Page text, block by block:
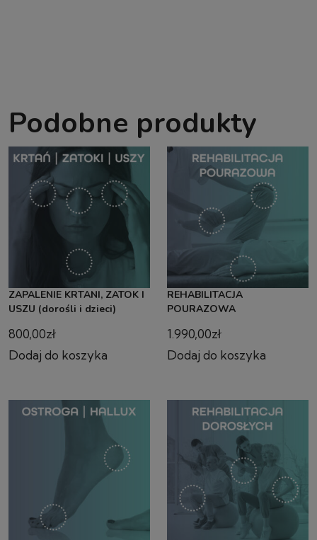
Podobne produkty
ZAPALENIE KRTANI, ZATOK I
USZU (dorośli i dzieci)
800,00zł
Dodaj do koszyka
REHABILITACJA
POURAZOWA
1.990,00zł
Dodaj do koszyka